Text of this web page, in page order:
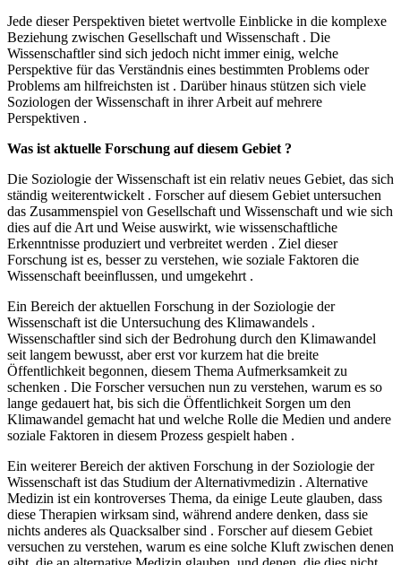
Jede dieser Perspektiven bietet wertvolle Einblicke in die komplexe
Beziehung zwischen Gesellschaft und Wissenschaft . Die
Wissenschaftler sind sich jedoch nicht immer einig, welche
Perspektive für das Verständnis eines bestimmten Problems oder
Problems am hilfreichsten ist . Darüber hinaus stützen sich viele
Soziologen der Wissenschaft in ihrer Arbeit auf mehrere
Perspektiven .
Was ist aktuelle Forschung auf diesem Gebiet ?
Die Soziologie der Wissenschaft ist ein relativ neues Gebiet, das sich
ständig weiterentwickelt . Forscher auf diesem Gebiet untersuchen
das Zusammenspiel von Gesellschaft und Wissenschaft und wie sich
dies auf die Art und Weise auswirkt, wie wissenschaftliche
Erkenntnisse produziert und verbreitet werden . Ziel dieser
Forschung ist es, besser zu verstehen, wie soziale Faktoren die
Wissenschaft beeinflussen, und umgekehrt .
Ein Bereich der aktuellen Forschung in der Soziologie der
Wissenschaft ist die Untersuchung des Klimawandels .
Wissenschaftler sind sich der Bedrohung durch den Klimawandel
seit langem bewusst, aber erst vor kurzem hat die breite
Öffentlichkeit begonnen, diesem Thema Aufmerksamkeit zu
schenken . Die Forscher versuchen nun zu verstehen, warum es so
lange gedauert hat, bis sich die Öffentlichkeit Sorgen um den
Klimawandel gemacht hat und welche Rolle die Medien und andere
soziale Faktoren in diesem Prozess gespielt haben .
Ein weiterer Bereich der aktiven Forschung in der Soziologie der
Wissenschaft ist das Studium der Alternativmedizin . Alternative
Medizin ist ein kontroverses Thema, da einige Leute glauben, dass
diese Therapien wirksam sind, während andere denken, dass sie
nichts anderes als Quacksalber sind . Forscher auf diesem Gebiet
versuchen zu verstehen, warum es eine solche Kluft zwischen denen